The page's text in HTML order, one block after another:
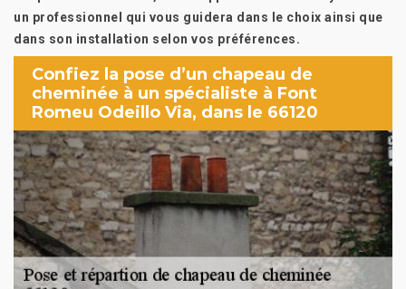
un professionnel qui vous guidera dans le choix ainsi que
dans son installation selon vos préférences.
Confiez la pose d’un chapeau de
cheminée à un spécialiste à Font
Romeu Odeillo Via, dans le 66120